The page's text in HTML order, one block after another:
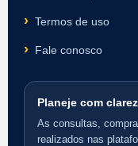
Termos de uso
Fale conosco
Planeje com
As consultas,
realizados nas